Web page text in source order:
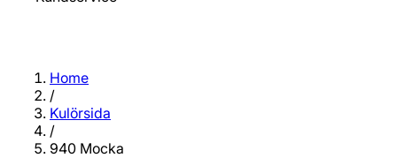
Home
/
Kulörsida
/
940 Mocka